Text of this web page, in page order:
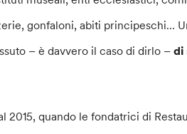
gonfaloni, abiti principeschi…
– è davvero il caso di dirlo –di
2015, quando le fondatrici di